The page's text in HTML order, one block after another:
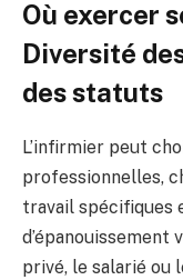
Où exercer
Diversité
des statuts
L’infirmier peut
professionnelles,
travail spécifiques
d’épanouissement
privé, le salarié ou